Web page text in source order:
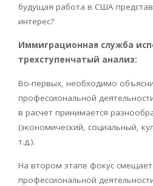
будущая работа в США
интерес?
Иммиграционная служба
трехступенчатый анализ:
Во-первых, необходимо
профессиональной
в расчет принимается
(экономический, социальный,
т.д.).
На втором этапe фокус
профессиональной